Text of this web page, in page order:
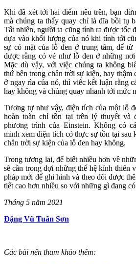
Khi đã xét tới hai điểm nêu trên, bạn
mà chúng ta thấy quay chỉ là đĩa bồi tụ
Tất nhiên, người ta cũng tính ra được tốc
dựa vào khối lượng của nó khi tính tới
sự có mặt của lỗ đen ở trung tâm, để
được rằng có vẻ như lỗ đen ở những
Mặc dù vậy, với việc chúng ta không
thứ bên trong chân trời sự kiện, hay thậm
ở ngay rìa của nó, thì viêc kết luận rằng
hay không và chúng quay nhanh tới mức
Tương tự như vậy, điện tích của một lỗ
hoàn toàn chỉ tồn tại trên lý thuyết và
phương trình của Einstein. Không có
minh xem điện tích có thực sự tồn tại sau
chân trời sự kiện của lỗ đen hay không.
Trong tương lai, để biết nhiều hơn về
sẽ cần trong đợi những thế hệ kính thiên
pháp mới để ghi hình và theo dõi được
tiết cao hơn nhiều so với những gì đang
Tháng 5 năm 2021
Đặng Vũ Tuấn Sơn
Các bài nên tham khảo thêm: